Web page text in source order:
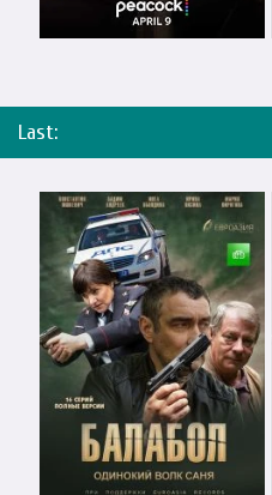
Last: